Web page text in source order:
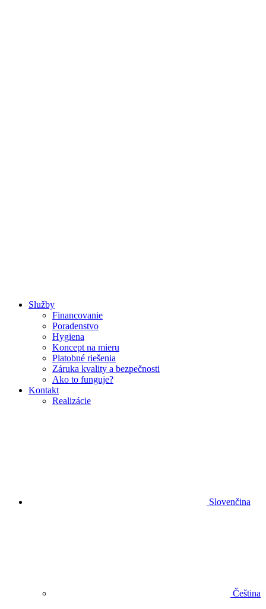
Služby
Financovanie
Poradenstvo
Hygiena
Koncept na mieru
Platobné riešenia
Záruka kvality a bezpečnosti
Ako to funguje?
Kontakt
Realizácie
Slovenčina
Čeština